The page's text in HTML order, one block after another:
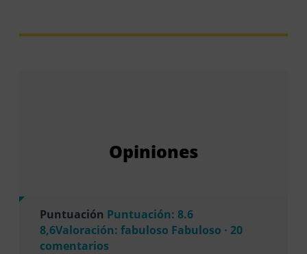
Opiniones
Puntuación Puntuación: 8.6
8,6Valoración: fabuloso Fabuloso · 20
comentarios